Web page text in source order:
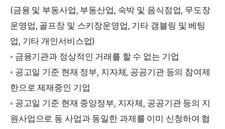
(금융 및 부동사업, 부동산업, 숙박 및 음식점업, 무도장
운영업, 골프장 및 스키장운영업, 기타 갬블링 및 베팅
업, 기타 개인서비스업)
◦ 금융기관과 정상적인 거래를 할 수 없는 기업
◦ 공고일 기준 현재 정부, 지자체, 공공기관 등의 참여제
한으로 제재중인 기업
◦ 공고일 기준 현재 중앙정부, 지자체 , 공공기관 등의 지
원사업으로 동 사업과 동일한 과제를 이미 신청하여 협